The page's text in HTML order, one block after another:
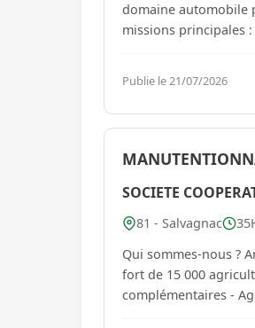
domaine automobile
Publie le 21/07/2026
SOCIETE
81 - Salvagnac
Qui sommes-nous ? Arterris, c'est un groupe coopératif agricole ancré dans les régions Occitanie et PACA,
fort de 15 000 agriculteurs
complémentaires -